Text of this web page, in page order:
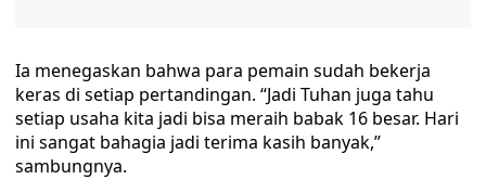
Ia menegaskan bahwa para pemain sudah bekerja
keras di setiap pertandingan. “Jadi Tuhan juga tahu
setiap usaha kita jadi bisa meraih babak 16 besar. Hari
ini sangat bahagia jadi terima kasih banyak,”
sambungnya.